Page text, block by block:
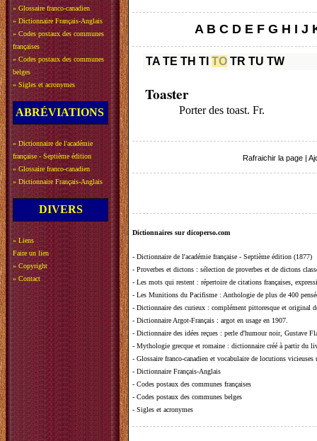
» Glossaire franco-canadien
» Dictionnaire Français-Anglais
» Codes postaux des communes
françaises
» Codes postaux des communes
belges
» Sigles et acronymes
ABRÉVIATIONS
» Dictionnaire de l'académie
française - Septième édition
» Glossaire franco-canadien
» Dictionnaire Français-Anglais
DIVERS
» Liens
Faire un lien
» Copyright
» Contact
A B C D E F G H I J
TA TE TH TI TO TR TU TW
Toaster
Porter des toast. Fr.
Rafraichir la page
Dictionnaires sur dicoperso.com
- Dictionnaire de l'académie française - Septième édition (1877)
- Proverbes et dictons : sélection de proverbes et de dictons
- Les mots qui restent : répertoire de citations françaises,
- Les Munitions du Pacifisme : Anthologie de plus de 400
- Dictionnaire des curieux : complément pittoresque et original
- Dictionnaire Argot-Français : argot en usage en 1907.
- Dictionnaire des idées reçues : perle d'humour noir, Gustave
- Mythologie grecque et romaine : dictionnaire créé à partir du
- Glossaire franco-canadien et vocabulaire de locutions vicieuses
- Dictionnaire Français-Anglais
- Codes postaux des communes françaises
- Codes postaux des communes belges
- Sigles et acronymes